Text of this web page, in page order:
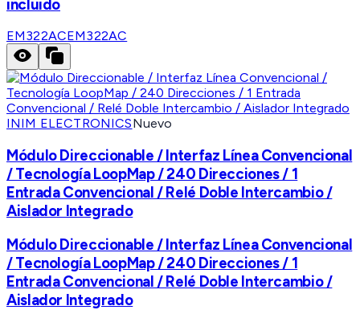
incluido
EM322ACEM322AC
INIM ELECTRONICSNuevo
Módulo Direccionable / Interfaz Línea Convencional
/ Tecnología LoopMap / 240 Direcciones / 1
Entrada Convencional / Relé Doble Intercambio /
Aislador Integrado
Módulo Direccionable / Interfaz Línea Convencional
/ Tecnología LoopMap / 240 Direcciones / 1
Entrada Convencional / Relé Doble Intercambio /
Aislador Integrado